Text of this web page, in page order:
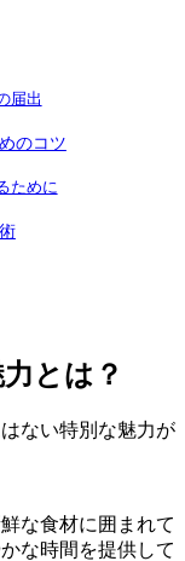
届出
のコツ
ために
とは？
ない特別な魅力が
な食材に囲まれて
な時間を提供して